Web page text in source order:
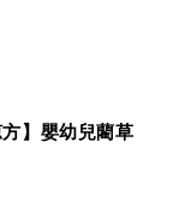
方】嬰幼兒藺草